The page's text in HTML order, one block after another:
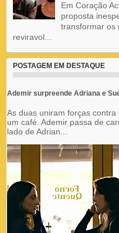
Em Coração
proposta
transformar os
reviravol...
POSTAGEM EM DESTAQUE
Ademir surpreende Adriana e
As duas uniram forças
um café. Ademir passa de
lado de Adrian...